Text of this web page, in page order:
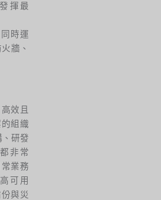
揮最
時運
牆、
效且
組織
研發
非常
業務
可用
與災